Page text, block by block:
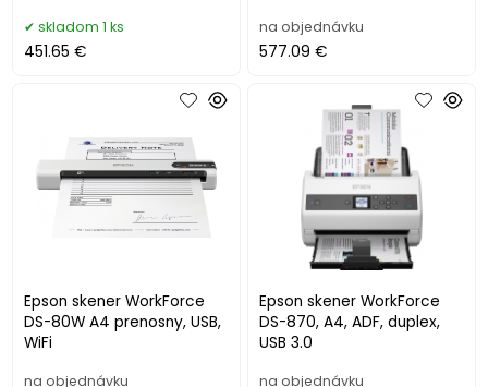
skladom 1 ks
451.65 €
na objednávku
577.09 €
Epson skener WorkForce
DS-80W A4 prenosny, USB,
WiFi
na objednávku
Epson skener WorkForce
DS-870, A4, ADF, duplex,
USB 3.0
na objednávku